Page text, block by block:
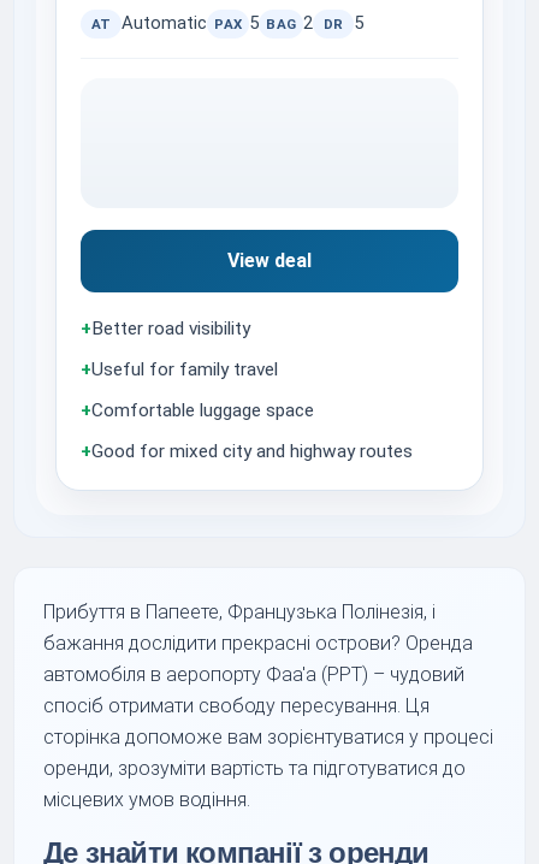
AT Automatic PAX 5 BAG 2 DR 5
View deal
+Better road visibility
+Useful for family travel
+Comfortable luggage space
+Good for mixed city and highway routes
Прибуття в Папеете, Французька Полінезія, і
бажання дослідити прекрасні острови? Оренда
автомобіля в аеропорту Фаа'а (PPT) – чудовий
спосіб отримати свободу пересування. Ця
сторінка допоможе вам зорієнтуватися у процесі
оренди, зрозуміти вартість та підготуватися до
місцевих умов водіння.
Де знайти компанії з оренди